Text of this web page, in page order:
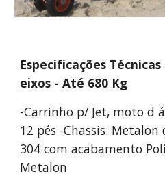
Especificações
eixos - Até 680 Kg
-Carrinho p/ Jet, moto d
12 pés -Chassis:
304 com acabamento
Metalon